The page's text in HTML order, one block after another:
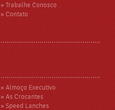
» Trabalhe Conosco
» Contato
» Almoço Executivo
» As Crocantes
» Speed Lanches